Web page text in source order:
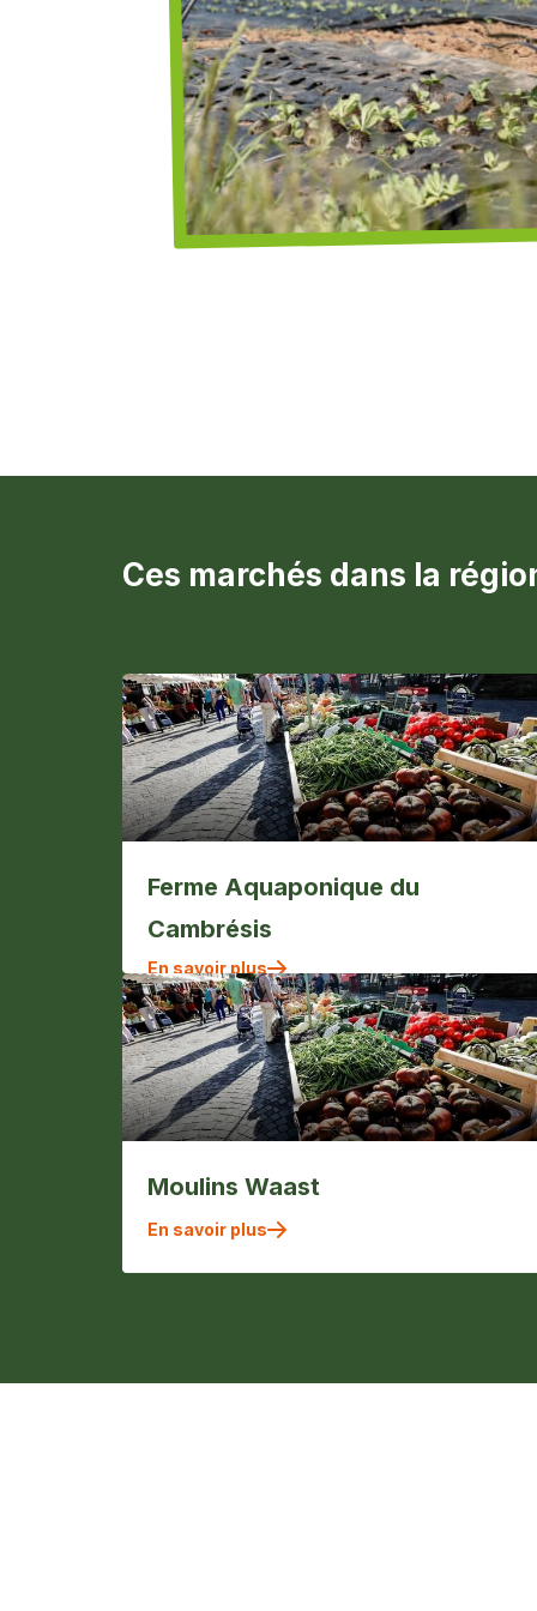
Ces marchés dans la
Ferme Aquaponique du
Cambrésis
En savoir plus
Moulins Waast
En savoir plus